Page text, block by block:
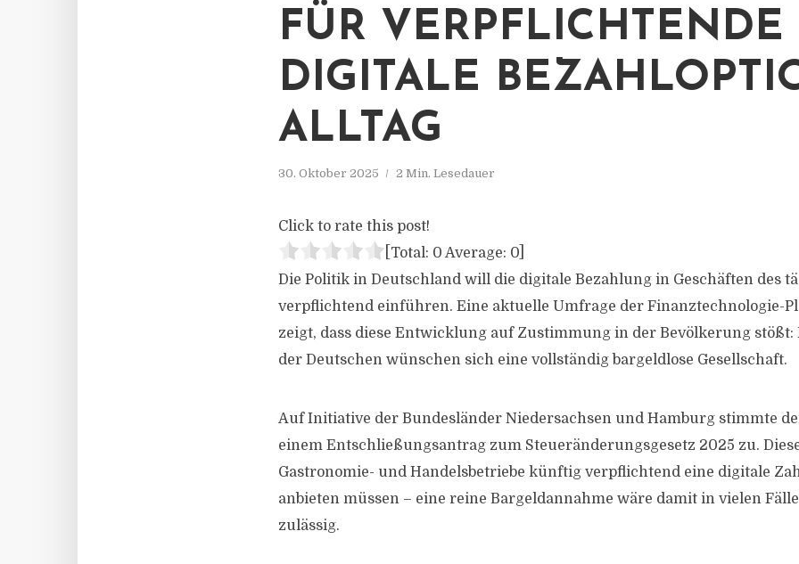
FÜR VERPFLICHTENDE
DIGITALE
ALLTAG
30. Oktober 2025 2 Min. Lesedauer
Click to rate this post!
[Total: 0 Average: 0
Die Politik in Deutschland will die digitale Bezahlung in Geschäften des
verpflichtend einführen. Eine aktuelle Umfrage der Finanztechnologie-
zeigt, dass diese Entwicklung auf Zustimmung in der Bevölkerung stößt:
der Deutschen wünschen sich eine vollständig bargeldlose Gesellschaft.
Auf Initiative der Bundesländer Niedersachsen und Hamburg stimmte
einem Entschließungsantrag zum Steueränderungsgesetz 2025 zu.
Gastronomie- und Handelsbetriebe künftig verpflichtend eine digitale
anbieten müssen – eine reine Bargeldannahme wäre damit in vielen
zulässig.